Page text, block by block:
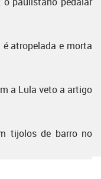
atropelada e morta
a Lula veto a artigo
tijolos de barro no